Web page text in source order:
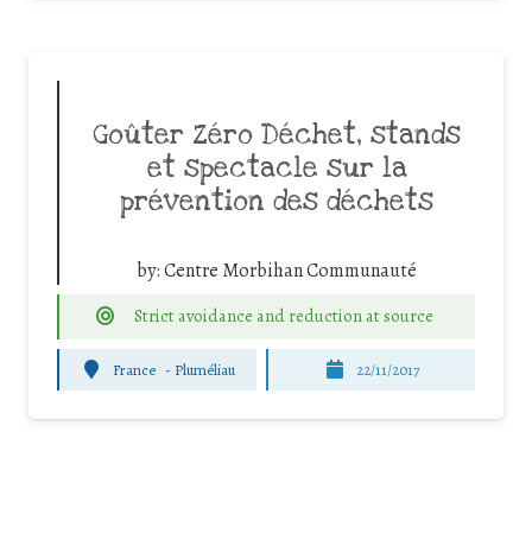
Goûter Zéro Déchet, stands
et spectacle sur la
prévention des déchets
by:Centre Morbihan Communauté
Strict avoidance and reduction at source
France - Pluméliau 22/11/2017